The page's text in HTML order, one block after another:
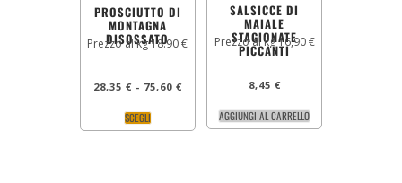
PROSCIUTTO DI
MONTAGNA
DISOSSATO
Prezzo al kg 18.90 €
28,35 € - 75,60 €
SCEGLI
SALSICCE DI
MAIALE
STAGIONATE
PICCANTI
Prezzo al kg 16,90 €
8,45 €
AGGIUNGI AL CARRELLO